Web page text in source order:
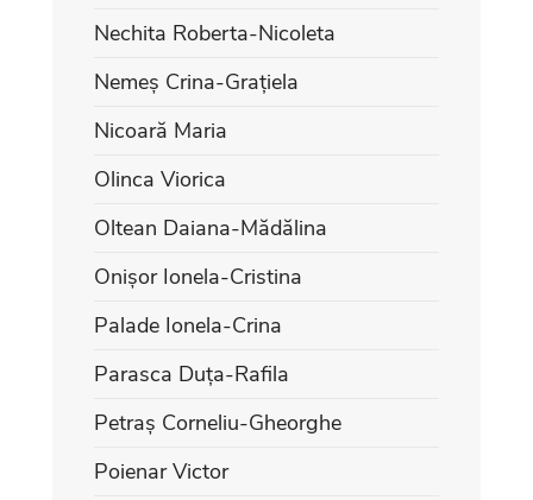
Nechita Roberta-Nicoleta
Nemeș Crina-Grațiela
Nicoară Maria
Olinca Viorica
Oltean Daiana-Mădălina
Onișor Ionela-Cristina
Palade Ionela-Crina
Parasca Duța-Rafila
Petraș Corneliu-Gheorghe
Poienar Victor